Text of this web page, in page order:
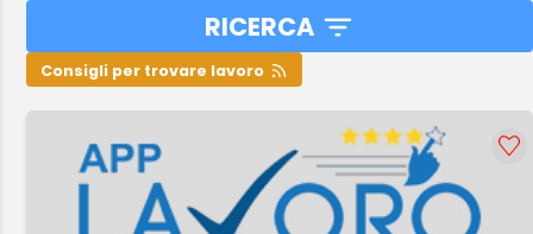
RICERCA
Consigli per trovare lavoro